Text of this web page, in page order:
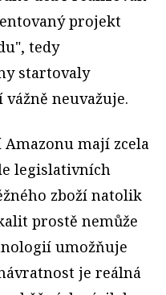
projekt
tedy
startovaly
neuvažuje.
mají zcela
legislativních
zboží natolik
prostě nemůže
umožňuje
je reálná